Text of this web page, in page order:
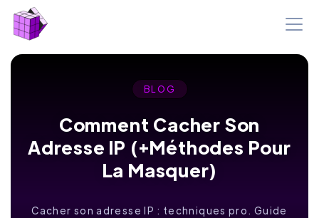
BLOG
Comment Cacher Son
Adresse IP (+méthodes Pour
La Masquer)
Cacher son adresse IP : techniques pro. Guide